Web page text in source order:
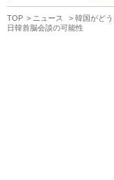
TOP ニュース
韓国がど
日韓首脳会談の可能性